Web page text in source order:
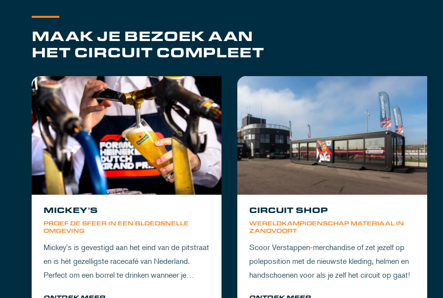
MAAK JE BEZOEK AAN
HET CIRCUIT COMPLEET
PROEF DE SFEER IN EEN BLOEDSNELLE
OMGEVING
MICKEY'S
Mickey's is gevestigd aan het eind van de pitstraat
en is hét gezelligste racecafé van Nederland.
Perfect om een borrel te drinken wanneer je
WERELDKAMPIOENSCHAP MATERIAAL IN
ZANDVOORT
CIRCUIT SHOP
Scoor Verstappen-merchandise of zet jezelf op
poleposition met de nieuwste kleding, helmen en
handschoenen voor als je zelf het circuit op gaat!